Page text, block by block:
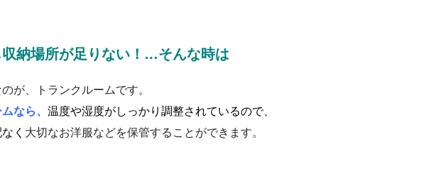
収納場所が足りない！…そんな時は
が、トランクルームです。
なら、 温度や湿度がしっかり調整されているので、
く 大切なお洋服などを保管することができます。